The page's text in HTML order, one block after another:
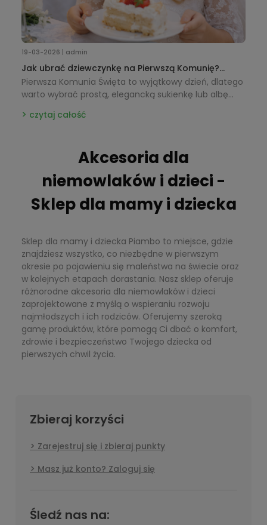
19-03-2026 | admin
Jak ubrać dziewczynkę na Pierwszą Komunię?
Praktyczny poradnik + dodatki
Pierwsza Komunia Święta to wyjątkowy dzień, dlatego
warto wybrać prostą, elegancką sukienkę lub albę
które stworzą spójną stylizację. Zadbaj także o
czytaj całość
Akcesoria dla
niemowlaków i dzieci -
Sklep dla mamy i dziecka
Sklep dla mamy i dziecka Piambo to miejsce, gdzie
znajdziesz wszystko, co niezbędne w pierwszym
okresie po pojawieniu się maleństwa na świecie oraz
w kolejnych etapach dorastania. Nasz sklep oferuje
różnorodne akcesoria dla niemowlaków i dzieci
zaprojektowane z myślą o wspieraniu rozwoju
najmłodszych i ich rodziców. Oferujemy szeroką
gamę produktów, które pomogą Ci dbać o komfort,
zdrowie i bezpieczeństwo Twojego dziecka od
pierwszych chwil życia.
Zbieraj korzyści
Zarejestruj się i zbieraj punkty
Masz już konto? Zaloguj się
Śledź nas na: